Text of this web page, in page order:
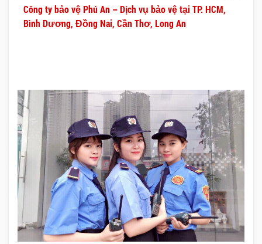
Công ty bảo vệ Phú An – Dịch vụ bảo vệ tại TP. HCM,
Bình Dương, Đồng Nai, Cần Thơ, Long An